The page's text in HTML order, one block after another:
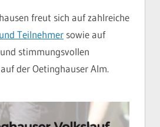
freut sich auf zahlreiche
Teilnehmer sowie auf
stimmungsvollen
der Oetinghauser Alm.